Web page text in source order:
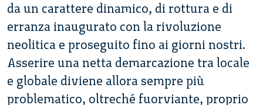
da un carattere dinamico, di rottura e di
erranza inaugurato con la rivoluzione
neolitica e proseguito fino ai giorni nostri.
Asserire una netta demarcazione tra locale
e globale diviene allora sempre più
problematico, oltreché fuorviante, proprio